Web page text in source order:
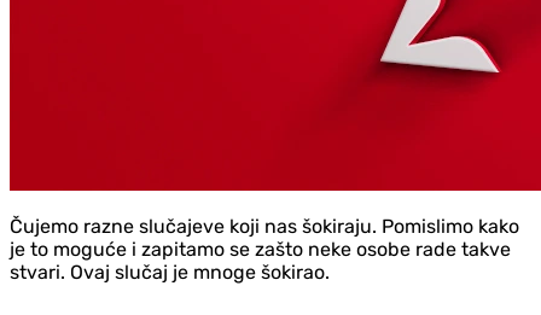
Čujemo razne slučajeve koji nas šokiraju. Pomislimo kako
je to moguće i zapitamo se zašto neke osobe rade takve
stvari. Ovaj slučaj je mnoge šokirao.